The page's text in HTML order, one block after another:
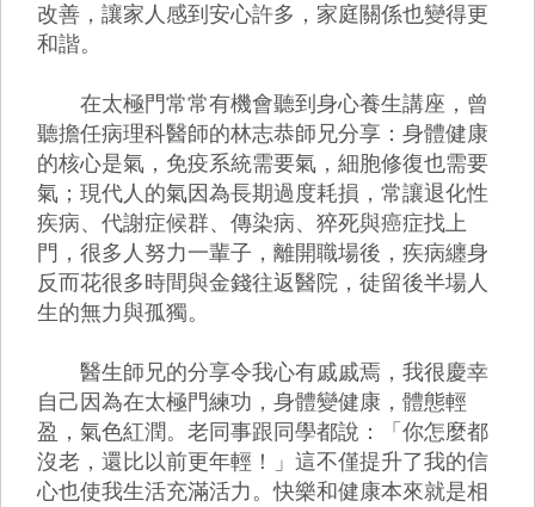
改善，讓家人感到安心許多，家庭關係也變得更
和諧。
在太極門常常有機會聽到身心養生講座，曾
聽擔任病理科醫師的林志恭師兄分享：身體健康
的核心是氣，免疫系統需要氣，細胞修復也需要
氣；現代人的氣因為長期過度耗損，常讓退化性
疾病、代謝症候群、傳染病、猝死與癌症找上
門，很多人努力一輩子，離開職場後，疾病纏身
反而花很多時間與金錢往返醫院，徒留後半場人
生的無力與孤獨。
醫生師兄的分享令我心有戚戚焉，我很慶幸
自己因為在太極門練功，身體變健康，體態輕
盈，氣色紅潤。老同事跟同學都說：「你怎麼都
沒老，還比以前更年輕！」這不僅提升了我的信
心也使我生活充滿活力。快樂和健康本來就是相